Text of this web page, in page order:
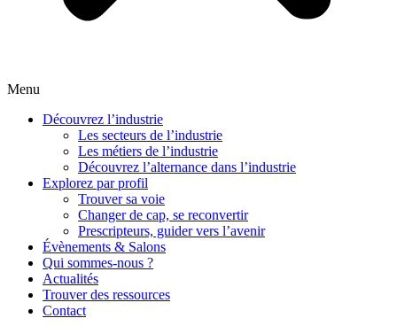
Menu
Découvrez l’industrie
Les secteurs de l’industrie
Les métiers de l’industrie
Découvrez l’alternance dans l’industrie
Explorez par profil
Trouver sa voie
Changer de cap, se reconvertir
Prescripteurs, guider vers l’avenir
Évènements & Salons
Qui sommes-nous ?
Actualités
Trouver des ressources
Contact